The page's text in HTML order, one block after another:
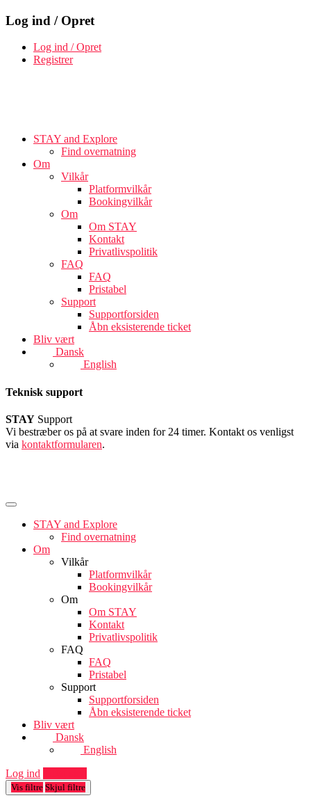
Log ind / Opret
Log ind / Opret
Registrer
STAY and Explore
Find overnatning
Om
Vilkår
Platformvilkår
Bookingvilkår
Om
Om STAY
Kontakt
Privatlivspolitik
FAQ
FAQ
Pristabel
Support
Supportforsiden
Åbn eksisterende ticket
Bliv vært
Dansk
English
Teknisk support
STAY Support
Vi bestræber os på at svare inden for 24 timer. Kontakt os venligst
via kontaktformularen.
STAY and Explore
Find overnatning
Om
Vilkår
Platformvilkår
Bookingvilkår
Om
Om STAY
Kontakt
Privatlivspolitik
FAQ
FAQ
Pristabel
Support
Supportforsiden
Åbn eksisterende ticket
Bliv vært
Dansk
English
Log ind
Vis filtre Skjul filtre